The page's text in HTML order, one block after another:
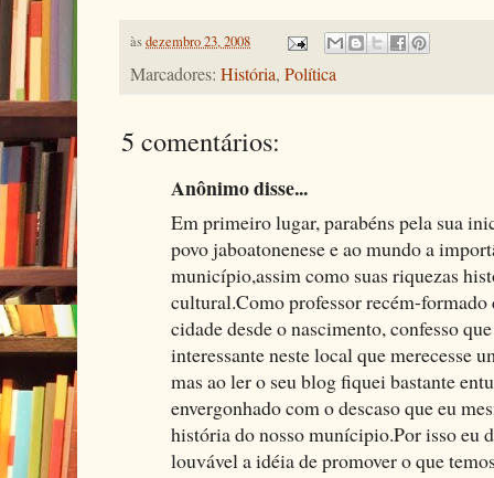
àsdezembro 23, 2008
Marcadores: História, Política
5 comentários:
Anônimo disse...
Em primeiro lugar, parabéns pela sua
povo jaboatonenese e ao mundo a
município,assim como suas riquezas
cultural.Como professor recém-formado
cidade desde o nascimento, confesso
interessante neste local que merecesse
mas ao ler o seu blog fiquei bastante
envergonhado com o descaso que eu
história do nosso munícipio.Por isso eu
louvável a idéia de promover o que